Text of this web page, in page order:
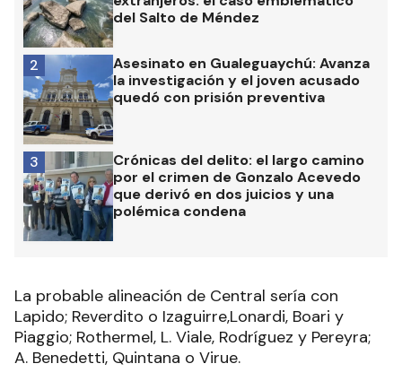
del Salto de Méndez
Asesinato en Gualeguaychú: Avanza
la investigación y el joven acusado
quedó con prisión preventiva
2
Crónicas del delito: el largo camino
por el crimen de Gonzalo Acevedo
que derivó en dos juicios y una
polémica condena
3
La probable alineación de Central sería con
Lapido; Reverdito o Izaguirre,Lonardi, Boari y
Piaggio; Rothermel, L. Viale, Rodríguez y Pereyra;
A. Benedetti, Quintana o Virue.